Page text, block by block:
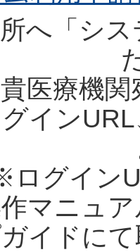
へ「シ
医療機
イン
ログイン
マニュ
イドに